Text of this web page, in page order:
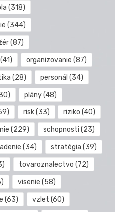
(318)
(344)
(87)
(41) organizovanie (87)
(28) personál (34)
plány(48)
risk(33) riziko (40)
(229) schopnosti (23)
(34) stratégia (39)
tovaroznalectvo (72)
visenie (58)
(63) vzlet (60)